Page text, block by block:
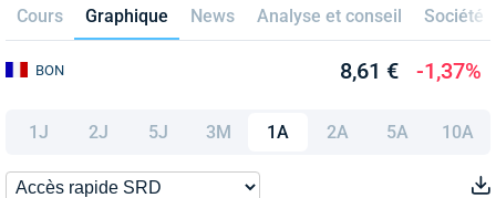
Cours Graphique News Analyse et conseil Société
BON 8,61 € -1,37%
1J 2J 5J 3M 1A 2A 5A 10A